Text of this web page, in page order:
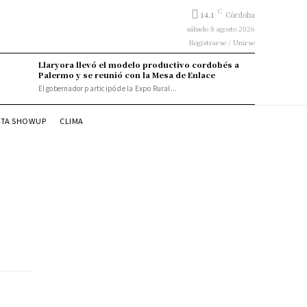
14.1 C Córdoba
sábado 8 agosto 2026
Registrarse / Unirse
Llaryora llevó el modelo productivo cordobés a
Palermo y se reunió con la Mesa de Enlace
El gobernador participó de la Expo Rural...
SHOWUP CLIMA